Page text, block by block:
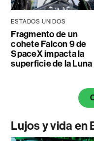
ESTADOS UNIDOS
Fragmento de un
cohete Falcon 9 de
SpaceX impacta la
superficie de la Luna
Lujos y vida en